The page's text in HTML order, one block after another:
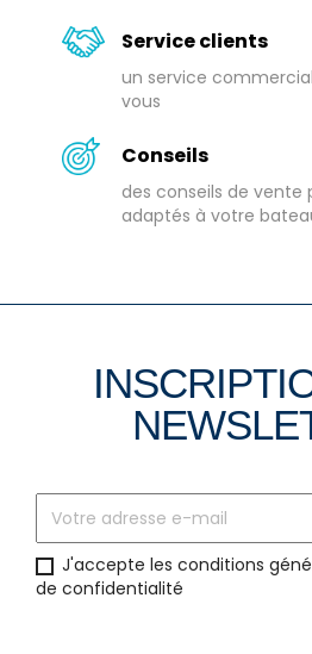
Service clients
un service
vous
Conseils
des conseils de vente
adaptés à votre
J'accepte les conditions
de confidentialité